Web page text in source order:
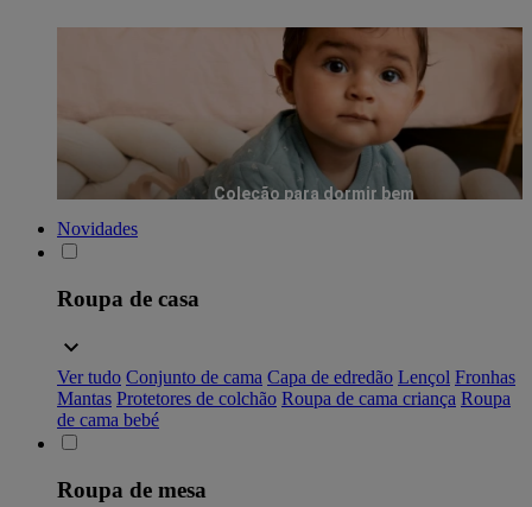
Coleção para dormir bem
Novidades
Roupa de casa
Ver tudo Conjunto de cama Capa de edredão Lençol Fronhas
Mantas Protetores de colchão Roupa de cama criança Roupa
de cama bebé
Roupa de mesa